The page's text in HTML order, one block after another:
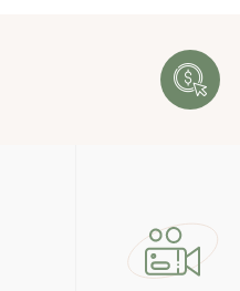
ОСТАВИТЬ ОТЗЫВ